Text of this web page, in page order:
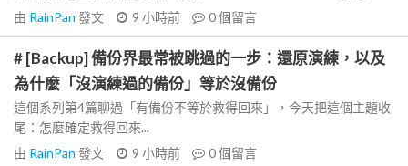
由 RainPan 發文 9 小時前 0個留言
# [Backup] 備份界最常被跳過的一步：還原演練，以及
為什麼「沒演練過的備份」等於沒備份
這個系列第4篇聊過「有備份不等於救得回來」，今天把這個主題收
尾：怎麼確定救得回來...
由 RainPan 發文 9 小時前 0個留言